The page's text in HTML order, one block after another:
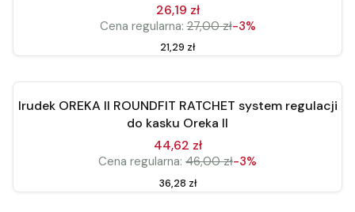
26,19 zł
Cena regularna: 27,00 zł-3%
Cena
21,29 zł
Okazja
Do koszyka
Irudek OREKA II ROUNDFIT RATCHET system regulacji
do kasku Oreka II
44,62 zł
Cena regularna: 46,00 zł-3%
Cena
36,28 zł
Do koszyka